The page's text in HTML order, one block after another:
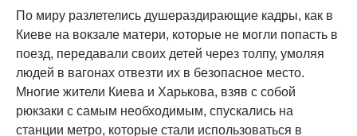
По миру разлетелись душераздирающие кадры, как в
Киеве на вокзале матери, которые не могли попасть в
поезд, передавали своих детей через толпу, умоляя
людей в вагонах отвезти их в безопасное место.
Многие жители Киева и Харькова, взяв с собой
рюкзаки с самым необходимым, спускались на
станции метро, которые стали использоваться в